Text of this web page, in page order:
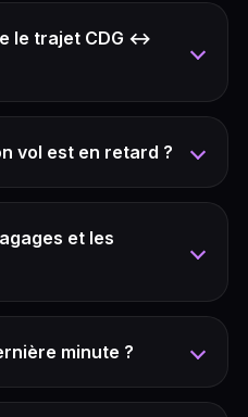
le trajet CDG ↔
vol est en retard ?
et les
minute ?